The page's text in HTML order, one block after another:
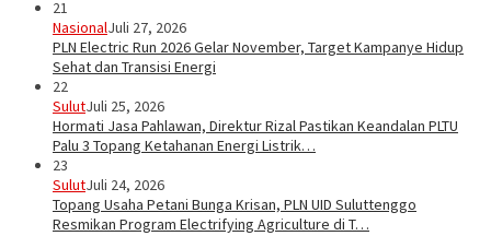
21
NasionalJuli 27, 2026
PLN Electric Run 2026 Gelar November, Target Kampanye Hidup
Sehat dan Transisi Energi
22
SulutJuli 25, 2026
Hormati Jasa Pahlawan, Direktur Rizal Pastikan Keandalan PLTU
Palu 3 Topang Ketahanan Energi Listrik…
23
SulutJuli 24, 2026
Topang Usaha Petani Bunga Krisan, PLN UID Suluttenggo
Resmikan Program Electrifying Agriculture di T…